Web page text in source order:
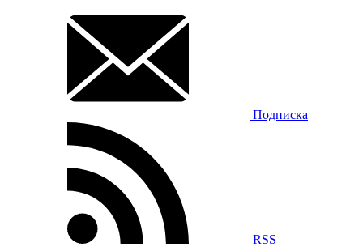
Подписка
RSS